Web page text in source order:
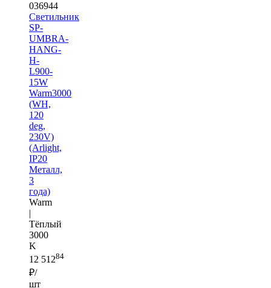
036944
Светильник
SP-
UMBRA-
HANG-
H-
L900-
15W
Warm3000
(WH,
120
deg,
230V)
(Arlight,
IP20
Металл,
3
года)
Warm
|
Тёплый
3000
K
12 51284
₽/
шт